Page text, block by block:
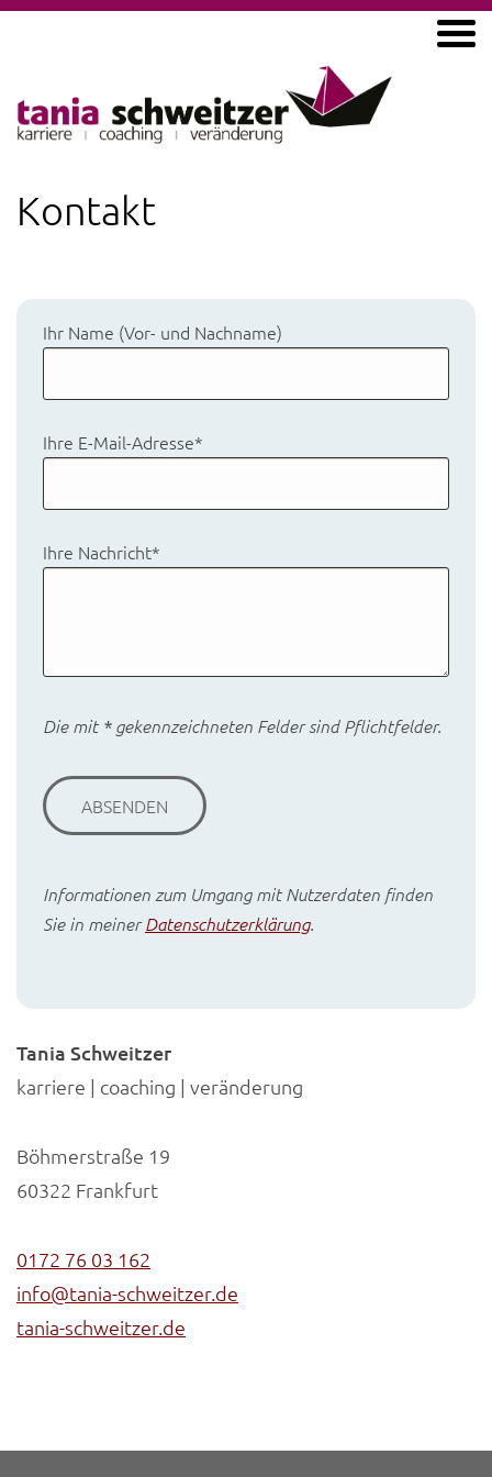
Kontakt
Ihr Name (Vor- und Nachname)
Ihre E-Mail-Adresse*
Ihre Nachricht*
Die mit *gekennzeichneten Felder sind Pflichtfelder.
ABSENDEN
Informationen zum Umgang mit Nutzerdaten finden
Sie in meinerDatenschutzerklärung.
Tania Schweitzer
karriere | coaching | veränderung
Böhmerstraße 19
60322 Frankfurt
0172 76 03 162
info@tania-schweitzer.de
tania-schweitzer.de